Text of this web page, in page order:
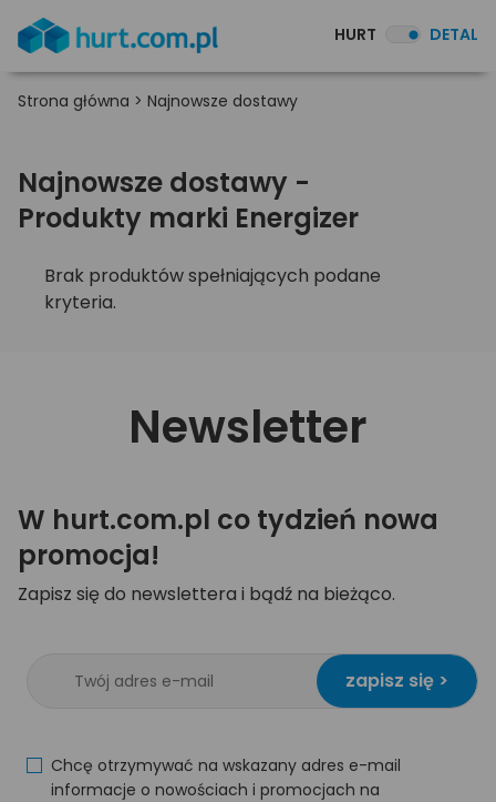
HURT DETAL
Strona główna > Najnowsze dostawy
Najnowsze dostawy -
Produkty marki Energizer
Brak produktów spełniających podane
kryteria.
Newsletter
W hurt.com.pl co tydzień nowa
promocja!
Zapisz się do newslettera i bądź na bieżąco.
zapisz się >
Chcę otrzymywać na wskazany adres e-mail
informacje o nowościach i promocjach na